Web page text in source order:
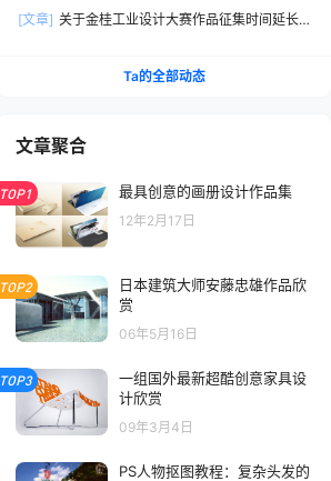
[文章] 关于金桂工业设计大赛作品征集时间延长
Ta的全部动态
文章聚合
TOP1 最具创意的画册设计作品集
12年2月17日
TOP2
日本建筑大师安藤忠雄作品欣
赏
06年5月16日
TOP3
一组国外最新超酷创意家具设
计欣赏
09年3月4日
PS人物抠图教程：复杂头发的